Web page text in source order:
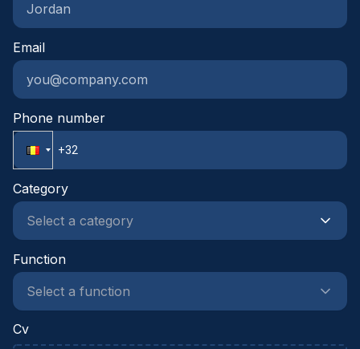
gesprekspartner voor projectteams, leveranciers
en onderaannemers.Je combineert een technische
mindset met een commerciële ingesteldheid en
gestructureerd, neemt initiatief en durft
dynamische projectomgeving.
Email
Phone number
Category
Function
Cv